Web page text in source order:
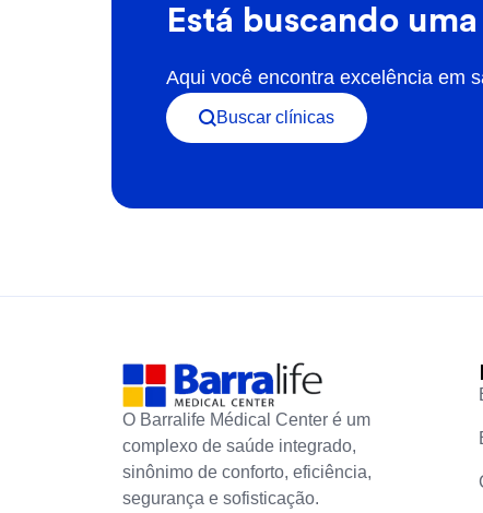
Está buscando
Aqui você encontra excelência em
Buscar clínicas
O Barralife Médical Center é um
complexo de saúde integrado,
sinônimo de conforto, eficiência,
segurança e sofisticação.